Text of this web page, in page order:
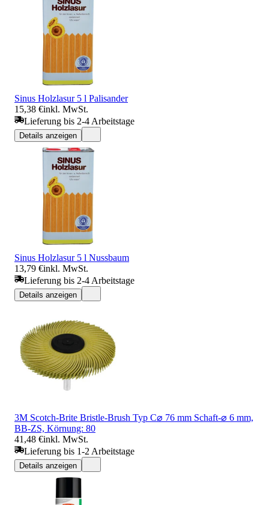
Sinus Holzlasur 5 l Palisander
15,38 €inkl. MwSt.
Lieferung bis 2-4 Arbeitstage
Details anzeigen
Sinus Holzlasur 5 l Nussbaum
13,79 €inkl. MwSt.
Lieferung bis 2-4 Arbeitstage
Details anzeigen
3M Scotch-Brite Bristle-Brush Typ C⌀ 76 mm Schaft-⌀ 6 mm,
BB-ZS, Körnung: 80
41,48 €inkl. MwSt.
Lieferung bis 1-2 Arbeitstage
Details anzeigen